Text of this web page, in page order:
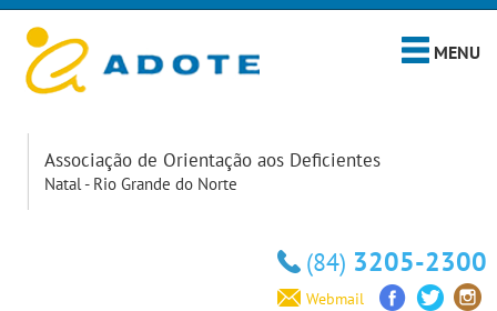
MENU
Associação de Orientação aos Deficientes
Natal - Rio Grande do Norte
(84) 3205-2300
Webmail